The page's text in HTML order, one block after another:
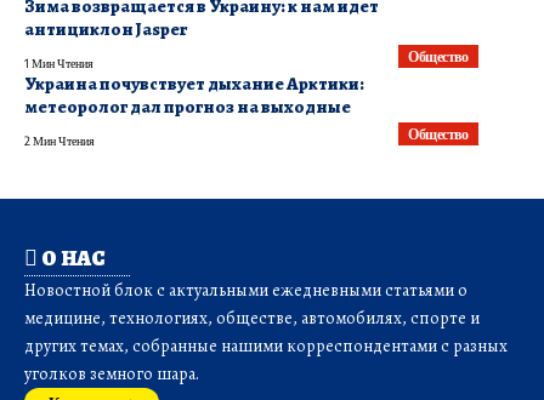
Общество
Зима возвращается в Украину: к нам идет
антициклон Jasper
1 Мин Чтения
Общество
Украина почувствует дыхание Арктики:
метеоролог дал прогноз на выходные
2 Мин Чтения
О НАС
Новостной блок с актуальными ежедневными статьями о
медицине, технологиях, обществе, автомобилях, спорте и
других темах, собранные нашими корреспондентами с разных
уголков земного шара.